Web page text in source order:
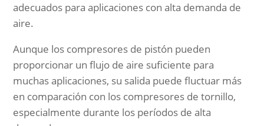
adecuados para aplicaciones con alta demanda de
aire.
Aunque los compresores de pistón pueden
proporcionar un flujo de aire suficiente para
muchas aplicaciones, su salida puede fluctuar más
en comparación con los compresores de tornillo,
especialmente durante los períodos de alta